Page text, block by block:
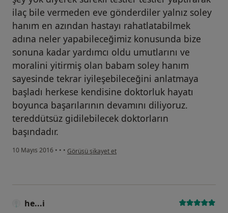
ilaç bile vermeden eve gönderdiler yalnız soley
hanım en azından hastayı rahatlatabilmek
adına neler yapabileceğimiz konusunda bize
sonuna kadar yardımcı oldu umutlarını ve
moralini yitirmiş olan babam soley hanım
sayesinde tekrar iyileşebileceğini anlatmaya
başladı herkese kendisine doktorluk hayatı
boyunca başarılarının devamını diliyoruz.
tereddütsüz gidilebilecek doktorların
başındadır.
10 Mayıs 2016 • • • kullanıcının görüşüne göre he...i
Görüşü şikayet et
he...i